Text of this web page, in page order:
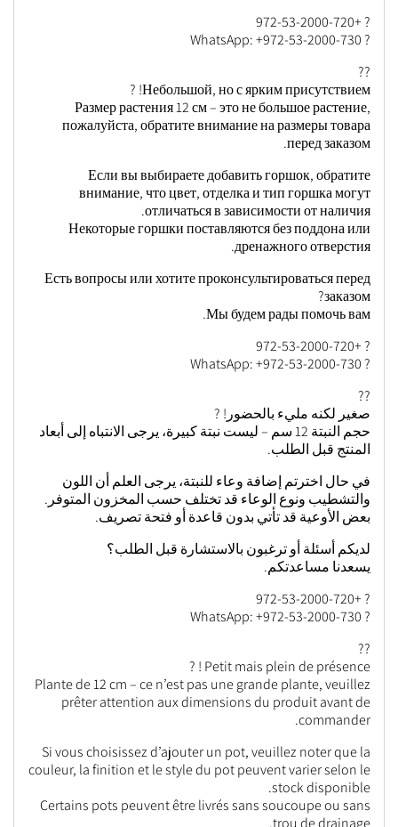
? +972-53-2000-720
? WhatsApp: +972-53-2000-730
??
Небольшой, но с ярким присутствием! ?
Размер растения 12 см – это не большое растение,
пожалуйста, обратите внимание на размеры товара
перед заказом.
Если вы выбираете добавить горшок, обратите
внимание, что цвет, отделка и тип горшка могут
отличаться в зависимости от наличия.
Некоторые горшки поставляются без поддона или
дренажного отверстия.
Есть вопросы или хотите проконсультироваться перед
заказом?
Мы будем рады помочь вам.
? +972-53-2000-720
? WhatsApp: +972-53-2000-730
??
صغير لكنه مليء بالحضور! ?
حجم النبتة 12 سم – ليست نبتة كبيرة، يرجى الانتباه إلى أبعاد
المنتج قبل الطلب.
في حال اخترتم إضافة وعاء للنبتة، يرجى العلم أن اللون
والتشطيب ونوع الوعاء قد تختلف حسب المخزون المتوفر.
بعض الأوعية قد تأتي بدون قاعدة أو فتحة تصريف.
لديكم أسئلة أو ترغبون بالاستشارة قبل الطلب؟
يسعدنا مساعدتكم.
? +972-53-2000-720
? WhatsApp: +972-53-2000-730
??
Petit mais plein de présence ! ?
Plante de 12 cm – ce n’est pas une grande plante, veuillez
prêter attention aux dimensions du produit avant de
commander.
Si vous choisissez d’ajouter un pot, veuillez noter que la
couleur, la finition et le style du pot peuvent varier selon le
stock disponible.
Certains pots peuvent être livrés sans soucoupe ou sans
trou de drainage.